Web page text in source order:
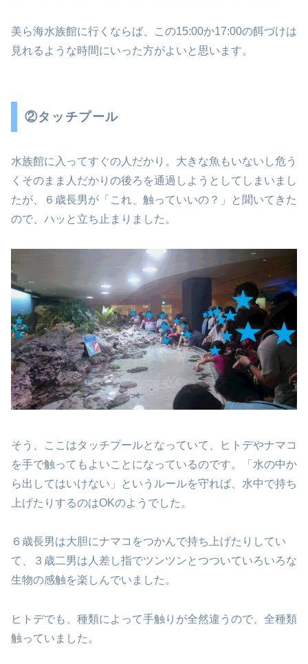
美ら海水族館に行くならば、この15:00か17:00の餌づけは
見れるような時間にいった方がよいと思います。
②タッチプール
水族館に入ってすぐの人だかり。大きな魚もいないし危う
くそのまま人だかりの後ろを通過しようとしてしまいまし
たが、６歳長男が「これ、触っていいの？」と聞いてきた
ので、ハッと立ち止まりました。
そう、ここはタッチプールとなっていて、ヒトデやナマコ
を手で触ってもよいことになっているのです。「水の中か
ら出してはいけない」というルールを守れば、水中で持ち
上げたりするのはOKのようでした。
６歳長男は大胆にナマコをつかんで持ち上げたりしてい
て、３歳二男は人差し指でツンツンとつついていろいろな
生物の感触を楽しんでいました。
ヒトデでも、種類によって手触りが全然違うので、全種類
触っていました。